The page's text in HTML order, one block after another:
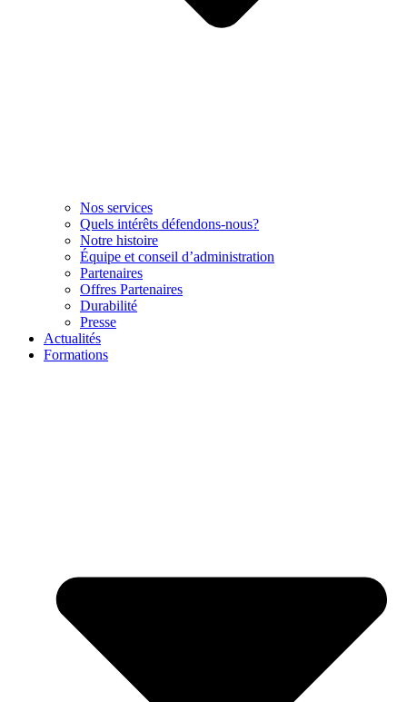
Nos services
Quels intérêts défendons-nous?
Notre histoire
Équipe et conseil d’administration
Partenaires
Offres Partenaires
Durabilité
Presse
Actualités
Formations